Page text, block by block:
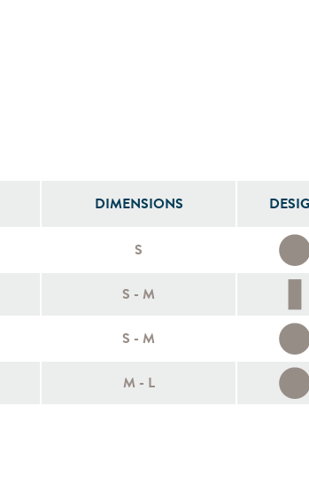
DIMENSIONS
S
S - M
S - M
M - L